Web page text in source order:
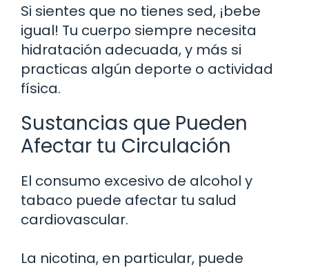
Si sientes que no tienes sed, ¡bebe
igual! Tu cuerpo siempre necesita
hidratación adecuada, y más si
practicas algún deporte o actividad
física.
Sustancias que Pueden
Afectar tu Circulación
El consumo excesivo de alcohol y
tabaco puede afectar tu salud
cardiovascular.
La nicotina, en particular, puede